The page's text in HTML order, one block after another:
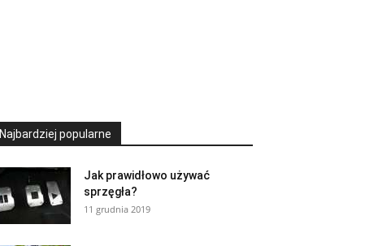
Najbardziej popularne
Jak prawidłowo używać
sprzęgła?
11 grudnia 2019